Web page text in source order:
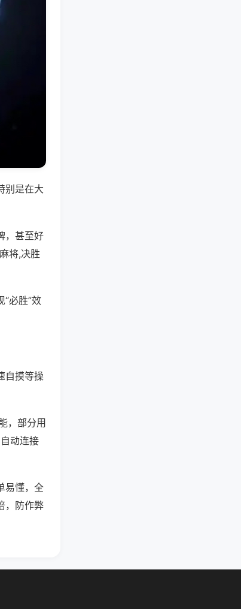
别是在大
，甚至好
将,决胜
必胜”效
自摸等操
，部分用
动连接
易懂，全
，防作弊